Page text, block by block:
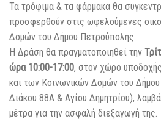
Τα τρόφιμα & τα φάρμακα θα
προσφερθούν στις ωφελούμενες
Δομών του Δήμου Πετρούπολης.
Η Δράση θα πραγματοποιηθεί την
ώρα 10:00-17:00, στον χώρο
και των Κοινωνικών Δομών του
Διάκου 88Α & Αγίου Δημητρίου),
μέτρα για την ασφαλή διεξαγωγή της.